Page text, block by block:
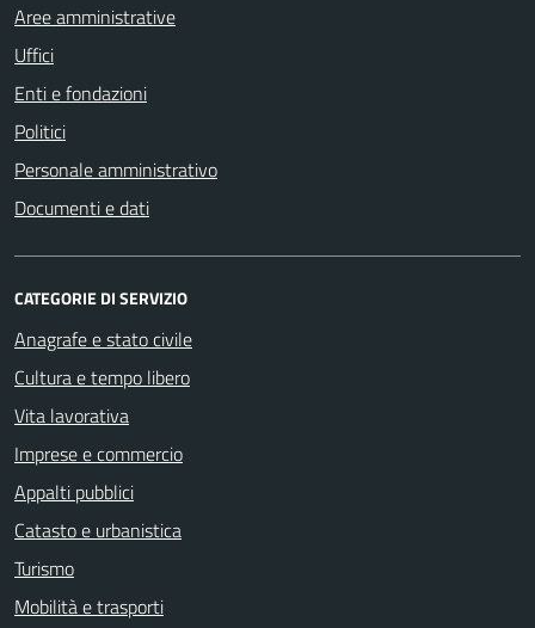
Aree amministrative
Uffici
Enti e fondazioni
Politici
Personale amministrativo
Documenti e dati
CATEGORIE DI SERVIZIO
Anagrafe e stato civile
Cultura e tempo libero
Vita lavorativa
Imprese e commercio
Appalti pubblici
Catasto e urbanistica
Turismo
Mobilità e trasporti